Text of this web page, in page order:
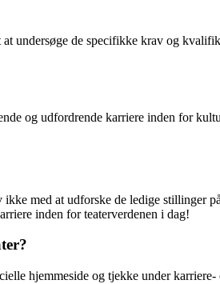
undersøge de specifikke krav og
og udfordrende karriere inden for
med at udforske de ledige
inden for teaterverdenen i dag!
hjemmeside og tjekke under